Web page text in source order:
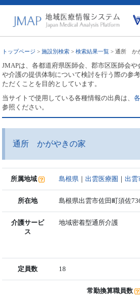
トップページ >施設別検索 >検索結果一覧 > 通所 か
JMAPは、各都道府県医師会、郡市区医師会
や介護の提供体制について検討を行う際の参
ただくことを目的としています。
当サイトで使用している各種情報の出典は、
参照ください。
通所 かがやきの家
所属地域 島根県 ｜出雲医療圏 ｜出雲
所在地 島根県出雲市佐田町須佐
介護サービ
ス
地域密着型通所介護
定員数 18
常勤換算職員数